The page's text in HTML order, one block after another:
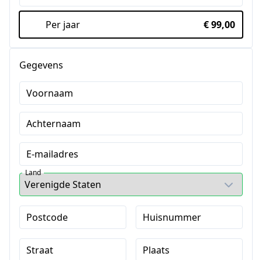
Per jaar € 99,00
Gegevens
Voornaam
Achternaam
E-mailadres
Land
Postcode Huisnummer
Straat Plaats